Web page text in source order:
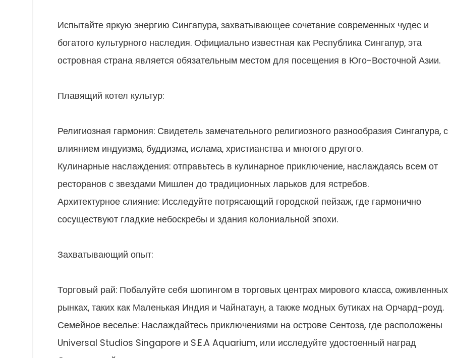
Испытайте яркую энергию Сингапура, захватывающее сочетание современных чудес и
богатого культурного наследия. Официально известная как Республика Сингапур, эта
островная страна является обязательным местом для посещения в Юго-Восточной Азии.
Плавящий котел культур:
Религиозная гармония: Свидетель замечательного религиозного разнообразия Сингапура, с
влиянием индуизма, буддизма, ислама, христианства и многого другого.
Кулинарные наслаждения: отправьтесь в кулинарное приключение, наслаждаясь всем от
ресторанов с звездами Мишлен до традиционных ларьков для ястребов.
Архитектурное слияние: Исследуйте потрясающий городской пейзаж, где гармонично
сосуществуют гладкие небоскребы и здания колониальной эпохи.
Захватывающий опыт:
Торговый рай: Побалуйте себя шопингом в торговых центрах мирового класса, оживленных
рынках, таких как Маленькая Индия и Чайнатаун, а также модных бутиках на Орчард-роуд.
Семейное веселье: Наслаждайтесь приключениями на острове Сентоза, где расположены
Universal Studios Singapore и S.E.A Aquarium, или исследуйте удостоенный наград